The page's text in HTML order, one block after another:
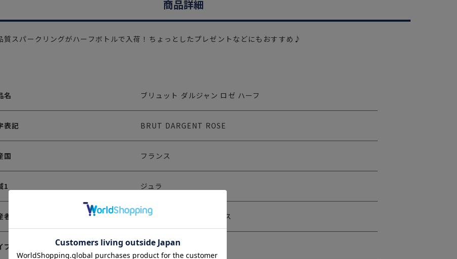
商品詳細
質スパークリングがハーフボトルで入荷！ちょっとしたプレゼントなどにもおすすめ♪
名 ブリュット ダルジャン ロゼ ハーフ
表記 BRUT DARGENT ROSE
国 フランス
1 ジュラ
者 グランシェ・ド・フランス
プ ロゼ・辛口発泡